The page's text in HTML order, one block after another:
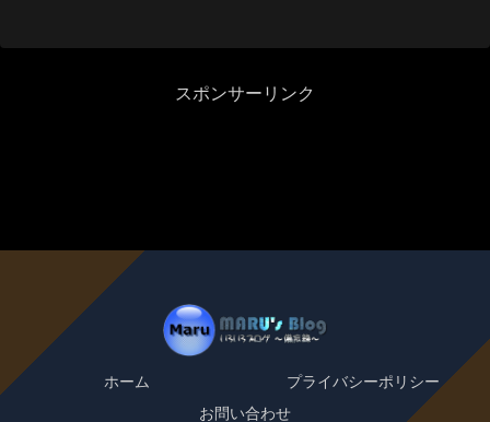
スポンサーリンク
ホーム
プライバシーポリシー
お問い合わせ